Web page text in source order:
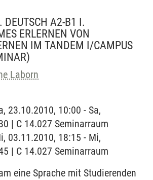
DEUTSCH A2-B1 I.
ERLERNEN VON
IM TANDEM I/CAMPUS
Laborn
23.10.2010, 10:00 - Sa,
| C 14.027 Seminarraum
03.11.2010, 18:15 - Mi,
| C 14.027 Seminarraum
eine Sprache mit Studierenden